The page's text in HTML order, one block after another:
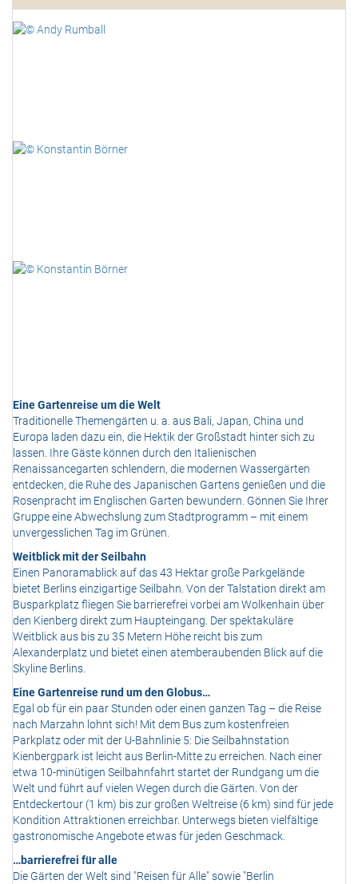
Eine Gartenreise um die Welt
Traditionelle Themengärten u. a. aus Bali, Japan, China und
Europa laden dazu ein, die Hektik der Großstadt hinter sich zu
lassen. Ihre Gäste können durch den Italienischen
Renaissancegarten schlendern, die modernen Wassergärten
entdecken, die Ruhe des Japanischen Gartens genießen und die
Rosenpracht im Englischen Garten bewundern. Gönnen Sie Ihrer
Gruppe eine Abwechslung zum Stadtprogramm – mit einem
unvergesslichen Tag im Grünen.
Weitblick mit der Seilbahn
Einen Panoramablick auf das 43 Hektar große Parkgelände
bietet Berlins einzigartige Seilbahn. Von der Talstation direkt am
Busparkplatz fliegen Sie barrierefrei vorbei am Wolkenhain über
den Kienberg direkt zum Haupteingang. Der spektakuläre
Weitblick aus bis zu 35 Metern Höhe reicht bis zum
Alexanderplatz und bietet einen atemberaubenden Blick auf die
Skyline Berlins.
Eine Gartenreise rund um den Globus…
Egal ob für ein paar Stunden oder einen ganzen Tag – die Reise
nach Marzahn lohnt sich! Mit dem Bus zum kostenfreien
Parkplatz oder mit der U-Bahnlinie 5: Die Seilbahnstation
Kienbergpark ist leicht aus Berlin-Mitte zu erreichen. Nach einer
etwa 10-minütigen Seilbahnfahrt startet der Rundgang um die
Welt und führt auf vielen Wegen durch die Gärten. Von der
Entdeckertour (1 km) bis zur großen Weltreise (6 km) sind für jede
Kondition Attraktionen erreichbar. Unterwegs bieten vielfältige
gastronomische Angebote etwas für jeden Geschmack.
…barrierefrei für alle
Die Gärten der Welt sind "Reisen für Alle" sowie "Berlin